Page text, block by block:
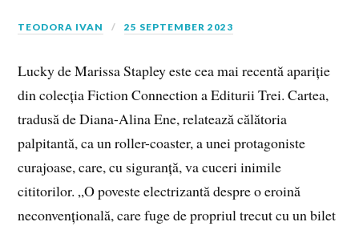
TEODORA IVAN 25 SEPTEMBER 2023
Lucky de Marissa Stapley este cea mai recentă apariție
din colecția Fiction Connection a Editurii Trei. Cartea,
tradusă de Diana-Alina Ene, relatează călătoria
palpitantă, ca un roller-coaster, a unei protagoniste
curajoase, care, cu siguranță, va cuceri inimile
cititorilor. „O poveste electrizantă despre o eroină
neconvențională, care fuge de propriul trecut cu un bilet